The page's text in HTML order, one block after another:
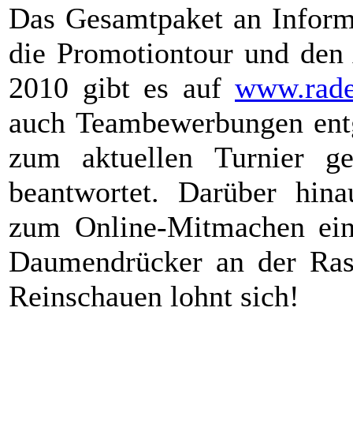
Das Gesamtpaket an
die Promotiontour und
2010 gibt es auf
auch Teambewerbungen
zum aktuellen Turnier
beantwortet. Darüber
zum Online-Mitmachen
Daumendrücker an der
Reinschauen lohnt sich!